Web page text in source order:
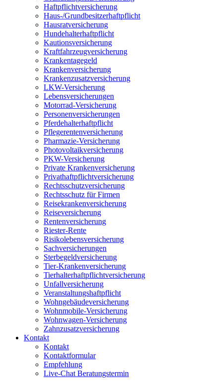
Haftpflichtversicherung
Haus-/Grundbesitzerhaftpflicht
Hausratversicherung
Hundehalterhaftpflicht
Kautionsversicherung
Kraftfahrzeugversicherung
Krankentagegeld
Krankenversicherung
Krankenzusatzversicherung
LKW-Versicherung
Lebensversicherungen
Motorrad-Versicherung
Personenversicherungen
Pferdehalterhaftpflicht
Pflegerentenversicherung
Pharmazie-Versicherung
Photovoltaikversicherung
PKW-Versicherung
Private Krankenversicherung
Privathaftpflichtversicherung
Rechtsschutzversicherung
Rechtsschutz für Firmen
Reisekrankenversicherung
Reiseversicherung
Rentenversicherung
Riester-Rente
Risikolebensversicherung
Sachversicherungen
Sterbegeldversicherung
Tier-Krankenversicherung
Tierhalterhaftpflichtversicherung
Unfallversicherung
Veranstaltungshaftpflicht
Wohngebäudeversicherung
Wohnmobile-Versicherung
Wohnwagen-Versicherung
Zahnzusatzversicherung
Kontakt
Kontakt
Kontaktformular
Empfehlung
Live-Chat Beratungstermin